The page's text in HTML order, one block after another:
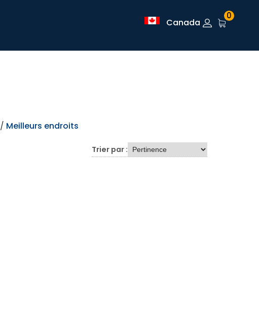
Canada
0
/ Meilleurs endroits
Trier par :